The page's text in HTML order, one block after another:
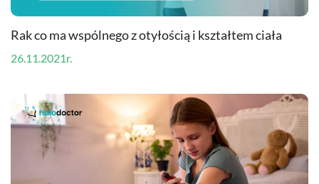
Rak co ma wspólnego z otyłością i kształtem ciała
26.11.2021r.